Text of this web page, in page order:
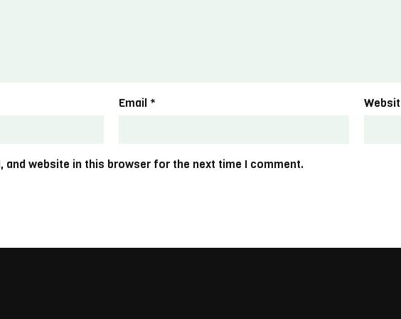
Email *
and website in this browser for the next time I comment.